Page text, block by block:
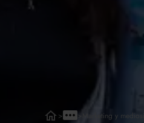
> > Marketing y medios